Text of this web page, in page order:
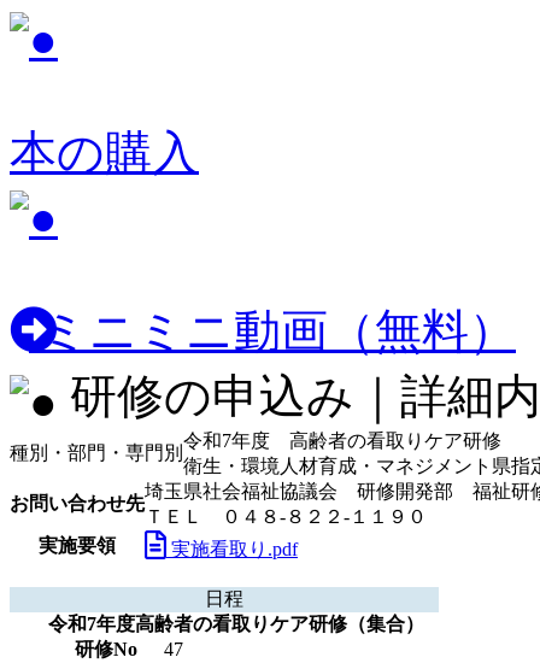
本の購入
ミニミニ動画（無料）
研修の申込み｜詳細
種別・部門・専門別
令和7年度 高齢者の看取りケア研修
衛生・環境 人材育成・マネジメント 県指
お問い合わせ先
埼玉県社会福祉協議会 研修開発部 福祉研
ＴＥＬ ０４８-８２２-１１９０
実施要領
実施看取り.pdf
日程
令和7年度高齢者の看取りケア研修（集合）
研修No
47